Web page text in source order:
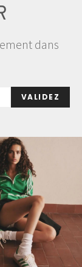
dans
VALIDEZ